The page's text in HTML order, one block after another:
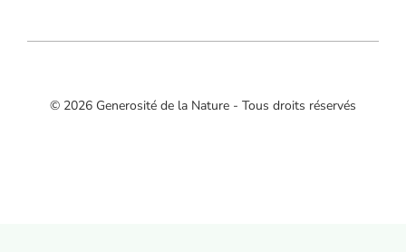
© 2026 Generosité de la Nature - Tous droits réservés